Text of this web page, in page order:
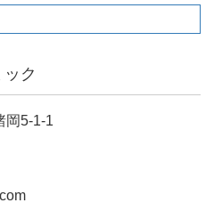
ク
岡5-1-1